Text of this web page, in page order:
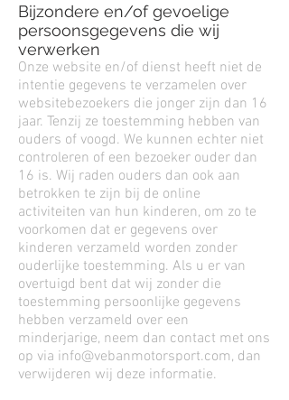
Bijzondere en/of gevoelige
persoonsgegevens die wij
verwerken
Onze website en/of dienst heeft niet de
intentie gegevens te verzamelen over
websitebezoekers die jonger zijn dan 16
jaar. Tenzij ze toestemming hebben van
ouders of voogd. We kunnen echter niet
controleren of een bezoeker ouder dan
16 is. Wij raden ouders dan ook aan
betrokken te zijn bij de online
activiteiten van hun kinderen, om zo te
voorkomen dat er gegevens over
kinderen verzameld worden zonder
ouderlijke toestemming. Als u er van
overtuigd bent dat wij zonder die
toestemming persoonlijke gegevens
hebben verzameld over een
minderjarige, neem dan contact met ons
op via info@vebanmotorsport.com, dan
verwijderen wij deze informatie.